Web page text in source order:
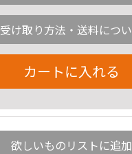
受け取り方法・送料につ
カートに入れる
欲しいものリストに追加